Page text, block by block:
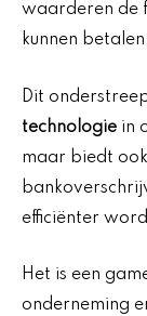
waarderen de
kunnen
Dit
technologie in
maar biedt
efficiënter
Het is een
onderneming